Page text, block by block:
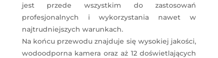
jest przede wszystkim do zastosowań
profesjonalnych i wykorzystania nawet w
najtrudniejszych warunkach.
Na końcu przewodu znajduje się wysokiej jakości,
wodoodporna kamera oraz aż 12 doświetlających